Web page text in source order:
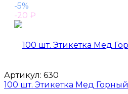
-5%
-20 ₽
Артикул: 630
100 шт. Этикетка Мед Горный